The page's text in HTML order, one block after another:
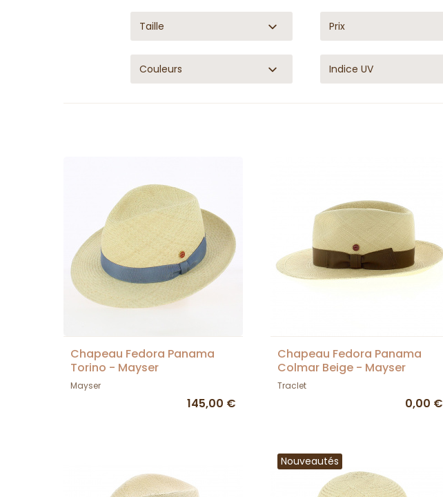
Taille Prix
Couleurs Indice UV
Chapeau Fedora Panama
Torino - Mayser
Mayser
145,00 €
Chapeau Fedora Panama
Colmar Beige - Mayser
Traclet
0,00 €
Nouveautés